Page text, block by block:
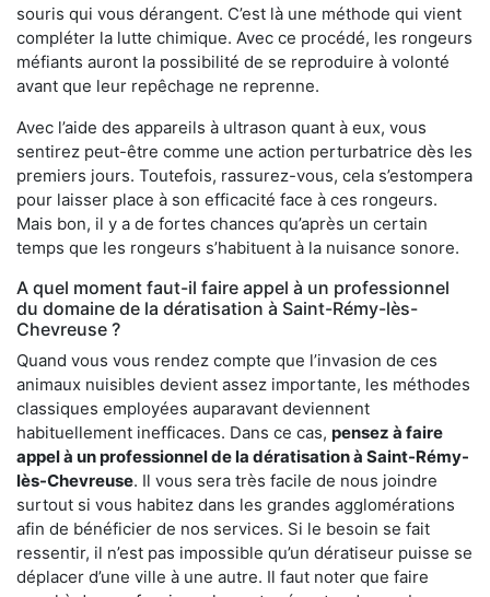
souris qui vous dérangent. C’est là une méthode qui vient
compléter la lutte chimique. Avec ce procédé, les rongeurs
méfiants auront la possibilité de se reproduire à volonté
avant que leur repêchage ne reprenne.
Avec l’aide des appareils à ultrason quant à eux, vous
sentirez peut-être comme une action perturbatrice dès les
premiers jours. Toutefois, rassurez-vous, cela s’estompera
pour laisser place à son efficacité face à ces rongeurs.
Mais bon, il y a de fortes chances qu’après un certain
temps que les rongeurs s’habituent à la nuisance sonore.
A quel moment faut-il faire appel à un professionnel
du domaine de la dératisation à Saint-Rémy-lès-
Chevreuse ?
Quand vous vous rendez compte que l’invasion de ces
animaux nuisibles devient assez importante, les méthodes
classiques employées auparavant deviennent
habituellement inefficaces. Dans ce cas, pensez à faire
appel à un professionnel de la dératisation à Saint-Rémy-
lès-Chevreuse. Il vous sera très facile de nous joindre
surtout si vous habitez dans les grandes agglomérations
afin de bénéficier de nos services. Si le besoin se fait
ressentir, il n’est pas impossible qu’un dératiseur puisse se
déplacer d’une ville à une autre. Il faut noter que faire